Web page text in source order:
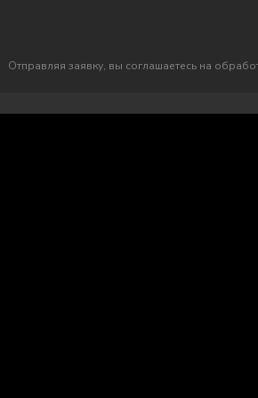
Отправляя заявку, вы соглашаетесь на